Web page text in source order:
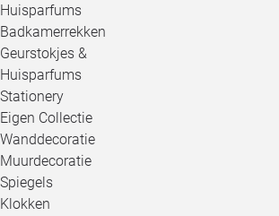
Huisparfums
Badkamerrekken
Geurstokjes &
Huisparfums
Stationery
Eigen Collectie
Wanddecoratie
Muurdecoratie
Spiegels
Klokken